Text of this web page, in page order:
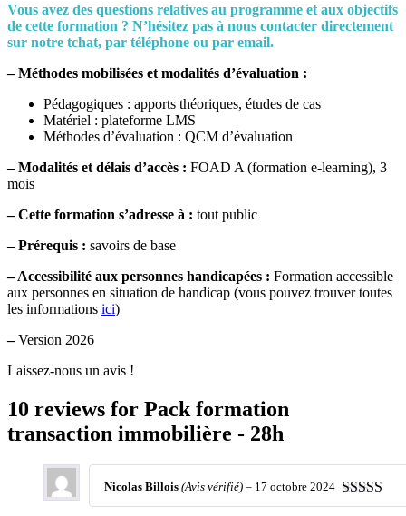
Vous avez des questions relatives au programme et aux objectifs
de cette formation ? N’hésitez pas à nous contacter directement
sur notre tchat, par téléphone ou par email.
– Méthodes mobilisées et modalités d’évaluation :
Pédagogiques : apports théoriques, études de cas
Matériel : plateforme LMS
Méthodes d’évaluation : QCM d’évaluation
– Modalités et délais d’accès : FOAD A (formation e-learning), 3
mois
–Cette formation s’adresse à : tout public
– Prérequis : savoirs de base
– Accessibilité aux personnes handicapées : Formation accessible
aux personnes en situation de handicap (vous pouvez trouver toutes
les informations ici)
–Version 2026
Laissez-nous un avis !
10 reviews for Pack formation
transaction immobilière - 28h
Note4sur
Nicolas Billois (Avis vérifié) – 17 octobre 2024